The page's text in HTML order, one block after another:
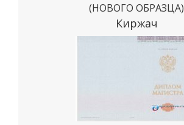
(НОВОГО ОБРАЗЦА)
Киржач